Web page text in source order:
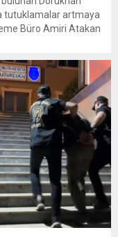
tutuklamalar artmaya
Büro Amiri Atakan
açılan
olarak dönemin...